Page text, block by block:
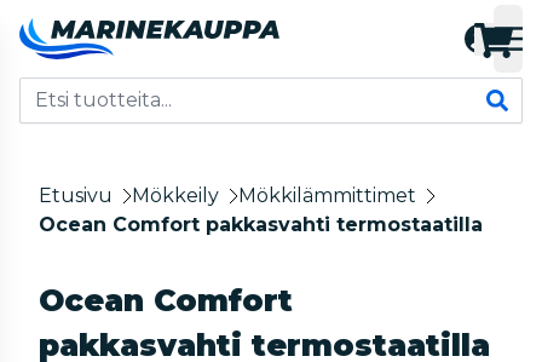
Etusivu Mökkeily
Mökkilämmittimet
Ocean Comfort pakkasvahti termostaatilla
Ocean Comfort
pakkasvahti termostaatilla